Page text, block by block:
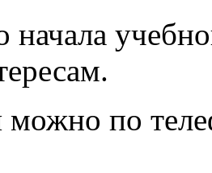
начала
можно по